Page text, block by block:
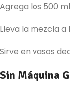
Agrega los 500
Lleva la mezcla
Sirve en vasos
Sin Máquina